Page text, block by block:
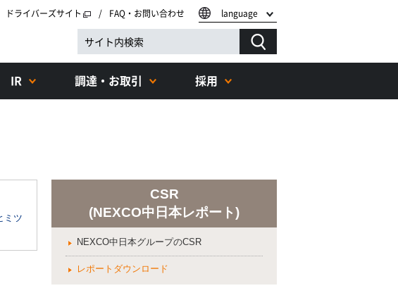
ドライバーズサイト FAQ・お問い合わせ language
IR 調達・お取引 採用
ミツ
CSR
(NEXCO中日本レポート)
NEXCO中日本グループのCSR
レポートダウンロード